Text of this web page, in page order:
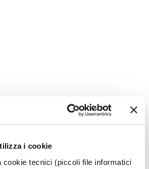
i cookie
cookie tecnici (piccoli file informatici